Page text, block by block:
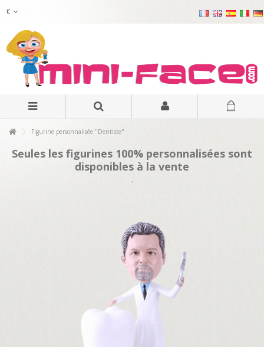
€
Figurine personnalisée "Dentiste"
Seules les figurines 100% personnalisées sont
disponibles à la vente
.